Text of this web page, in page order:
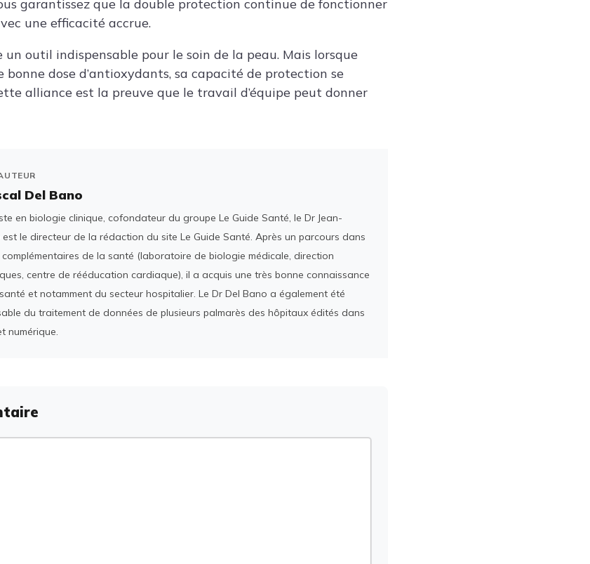
garantissez que la double protection continue de fonctionner
une efficacité accrue.
un outil indispensable pour le soin de la peau. Mais lorsque
bonne dose d’antioxydants, sa capacité de protection se
alliance est la preuve que le travail d’équipe peut donner
Del Bano
en biologie clinique, cofondateur du groupe Le Guide Santé, le Dr Jean-
le directeur de la rédaction du site Le Guide Santé. Après un parcours dans
de la santé (laboratoire de biologie médicale, direction
centre de rééducation cardiaque), il a acquis une très bonne connaissance
et notamment du secteur hospitalier. Le Dr Del Bano a également été
du traitement de données de plusieurs palmarès des hôpitaux édités dans
numérique.